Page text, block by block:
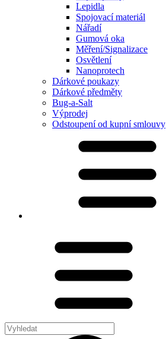
Lepidla
Spojovací materiál
Nářadí
Gumová oka
Měření/Signalizace
Osvětlení
Nanoprotech
Dárkové poukazy
Dárkové předměty
Bug-a-Salt
Výprodej
Odstoupení od kupní smlouvy